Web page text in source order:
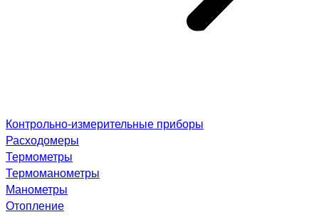
Контрольно-измерительные приборы
Расходомеры
Термометры
Термоманометры
Манометры
Отопление